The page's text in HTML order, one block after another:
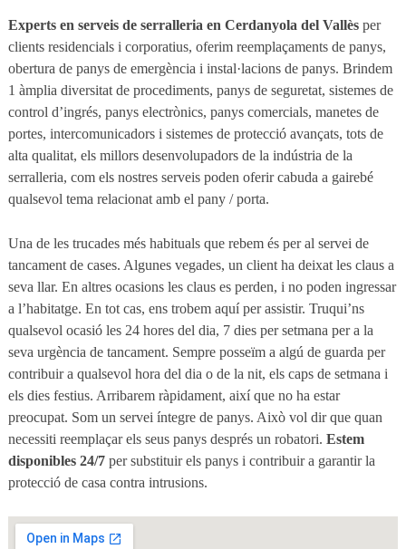
Experts en serveis de serralleria en Cerdanyola del Vallèsper
clients residencials i corporatius, oferim reemplaçaments de panys,
obertura de panys de emergència i instal·lacions de panys. Brindem
1 àmplia diversitat de procediments, panys de seguretat, sistemes de
control d’ingrés, panys electrònics, panys comercials, manetes de
portes, intercomunicadors i sistemes de protecció avançats, tots de
alta qualitat, els millors desenvolupadors de la indústria de la
serralleria, com els nostres serveis poden oferir cabuda a gairebé
qualsevol tema relacionat amb el pany / porta.
Una de les trucades més habituals que rebem és per al servei de
tancament de cases. Algunes vegades, un client ha deixat les claus a
seva llar. En altres ocasions les claus es perden, i no poden ingressar
a l’habitatge. En tot cas, ens trobem aquí per assistir. Truqui’ns
qualsevol ocasió les 24 hores del dia, 7 dies per setmana per a la
seva urgència de tancament. Sempre posseïm a algú de guarda per
contribuir a qualsevol hora del dia o de la nit, els caps de setmana i
els dies festius. Arribarem ràpidament, així que no ha estar
preocupat. Som un servei íntegre de panys. Això vol dir que quan
necessiti reemplaçar els seus panys després un robatori. Estem
disponibles 24/7per substituir els panys i contribuir a garantir la
protecció de casa contra intrusions.